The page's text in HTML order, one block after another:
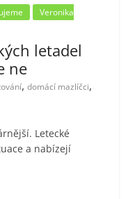
Veronika
letadel
ne
,domácí mazlíčci,
Letecké
a nabízejí